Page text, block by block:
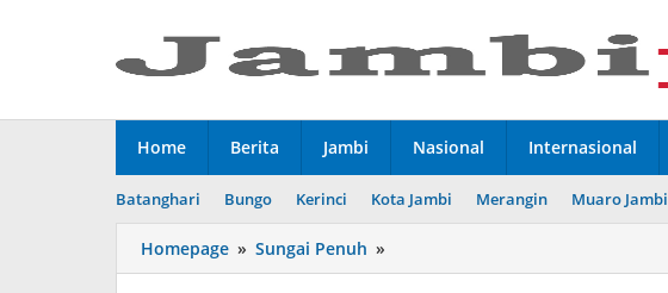
Home Berita Jambi Nasional Internasional
Batanghari Bungo Kerinci Kota Jambi Merangin Muaro Jambi
Homepage » Sungai Penuh »
Sungai